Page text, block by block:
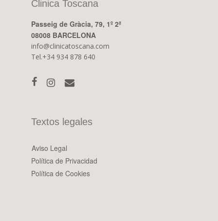
Clinica Toscana
Passeig de Gràcia, 79, 1º 2ª
08008 BARCELONA
info@clinicatoscana.com
Tel.+34 934 878 640
Textos legales
Aviso Legal
Política de Privacidad
Política de Cookies